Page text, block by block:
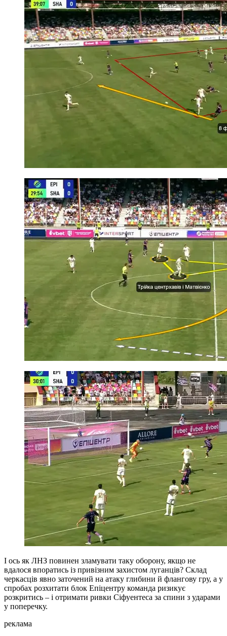
І ось як ЛНЗ повинен зламувати таку оборону, якщо не
вдалося впоратись із привізним захистом луганців? Склад
черкасців явно заточений на атаку глибини й флангову гру, а у
спробах розхитати блок Епіцентру команда ризикує
розкритись – і отримати ривки Сіфуентеса за спини з ударами
у поперечку.
реклама